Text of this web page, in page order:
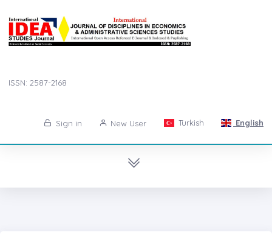
ISSN: 2587-2168
Sign in New User Turkish English